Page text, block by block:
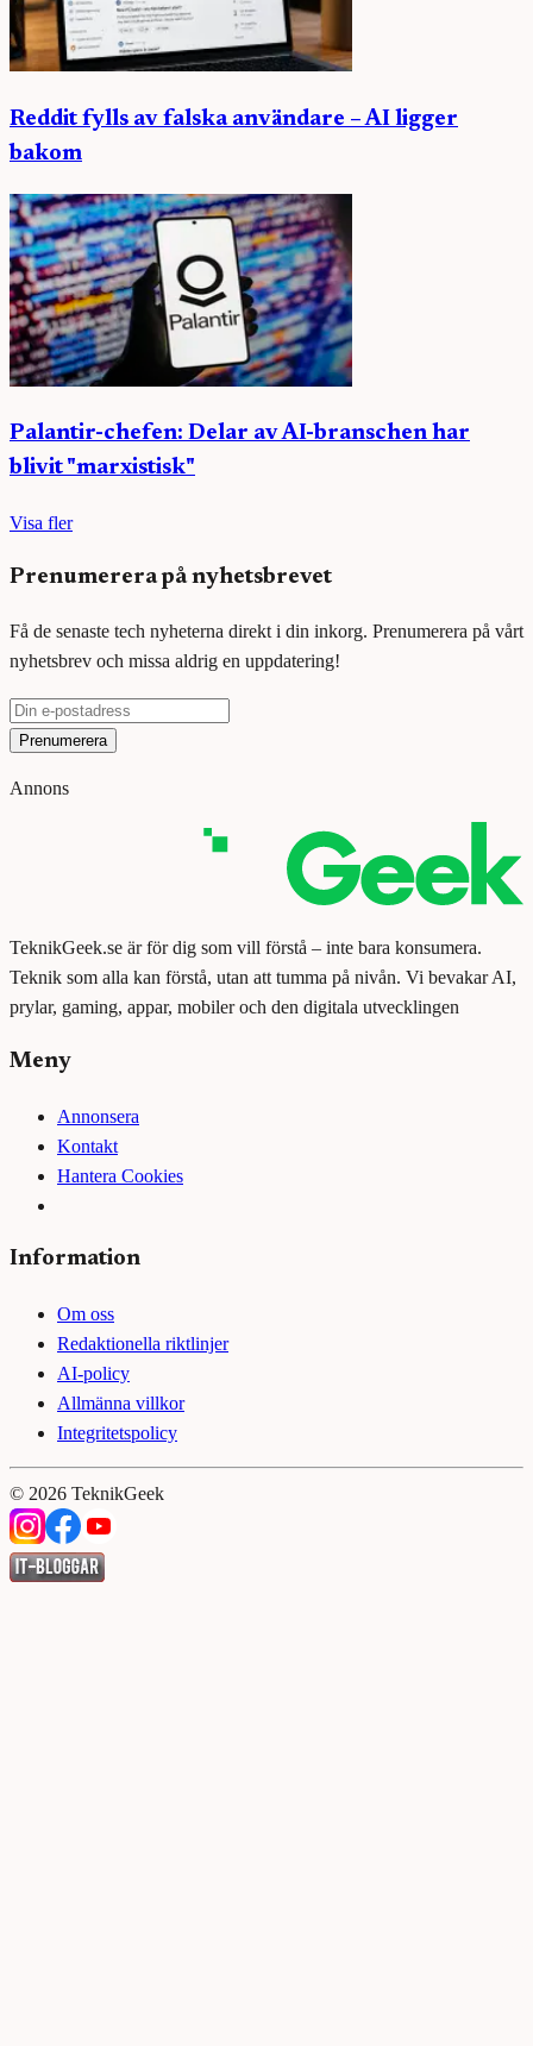
Reddit fylls av falska användare – AI ligger
bakom
Palantir-chefen: Delar av AI-branschen har
blivit "marxistisk"
Visa fler
Prenumerera på nyhetsbrevet
Få de senaste tech nyheterna direkt i din inkorg. Prenumerera på vårt
nyhetsbrev och missa aldrig en uppdatering!
Prenumerera
Annons
TeknikGeek.se är för dig som vill förstå – inte bara konsumera.
Teknik som alla kan förstå, utan att tumma på nivån. Vi bevakar AI,
prylar, gaming, appar, mobiler och den digitala utvecklingen
Meny
Annonsera
Kontakt
Hantera Cookies
Information
Om oss
Redaktionella riktlinjer
AI-policy
Allmänna villkor
Integritetspolicy
© 2026 TeknikGeek